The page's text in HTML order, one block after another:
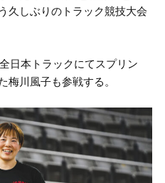
久しぶりのトラック競技大会
日本トラックにてスプリン
梅川風子も参戦する。